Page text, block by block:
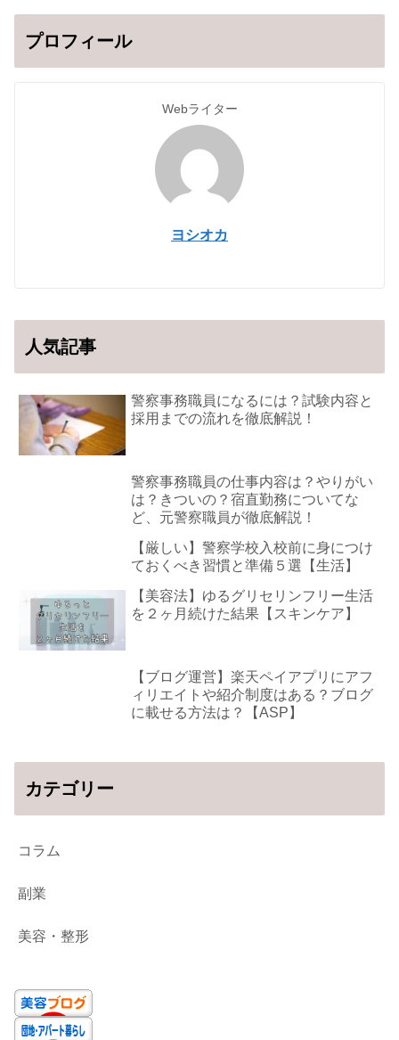
プロフィール
Webライター
ヨシオカ
人気記事
警察事務職員になるには？試験内容と
採用までの流れを徹底解説！
警察事務職員の仕事内容は？やりがい
は？きついの？宿直勤務についてな
ど、元警察職員が徹底解説！
【厳しい】警察学校入校前に身につけ
ておくべき習慣と準備５選【生活】
【美容法】ゆるグリセリンフリー生活
を２ヶ月続けた結果【スキンケア】
【ブログ運営】楽天ペイアプリにアフ
ィリエイトや紹介制度はある？ブログ
に載せる方法は？【ASP】
カテゴリー
コラム
副業
美容・整形